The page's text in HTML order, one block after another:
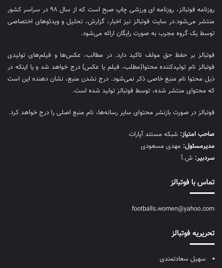
روزنامه فوتبالز، روزنامه ای ورزشی چاپ صبح است که از سال ۹۸ در سراسر کشور
منتشر می‌شود.در سایت فوتبالز نیز اخبار، گزارش، تحلیل و ویدئوهای اختصاصی
توسط یک گروه مجرب به صورت رایگان ارائه می‌شود.
فوتبالز بر حفظ حق مولف تاکید دارد. در مطالب، عکس‌ها و فیلم‌های تولیدی
فوتبالز نام تولیدکننده محتوا(مطلب، فیلم یا عکس) درج خواهد شد و یا اینکه در
ذیل محتوا نام منبع خاصی ذکر نمی‌‎شود. درج نشدن منبع، نشان دهنده این است
که محتوای منتشر شده، توسط فوتبالز تولید شده است.
فوتبالز در صورت بازنشر محتوای سایر رسانه‌ها، نام منبع اصلی را درج خواهد کرد.
صاحب امتیاز: شبکه مستند آپارات
مديرمسئول: مهدی مسعودی
سردبیر: ش.آ
تماس با فوتبالز
footballs.women@yahoo.com
تحریریه فوتبالز
سهیل سعادتمندی